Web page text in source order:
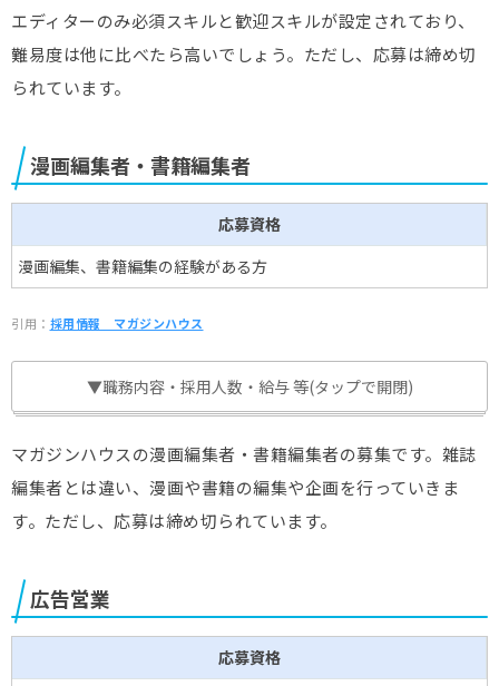
エディターのみ必須スキルと歓迎スキルが設定されており、
難易度は他に比べたら高いでしょう。ただし、応募は締め切
られています。
漫画編集者・書籍編集者
応募資格
漫画編集、書籍編集の経験がある方
引用： 採用情報＿マガジンハウス
▼職務内容・採用人数・給与 等(タップで開閉)
マガジンハウスの漫画編集者・書籍編集者の募集です。雑誌
編集者とは違い、漫画や書籍の編集や企画を行っていきま
す。ただし、応募は締め切られています。
広告営業
応募資格